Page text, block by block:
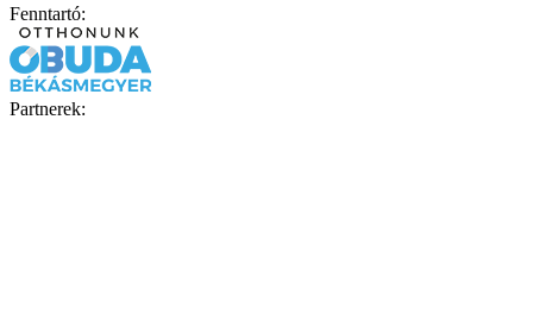
Fenntartó:
Partnerek: